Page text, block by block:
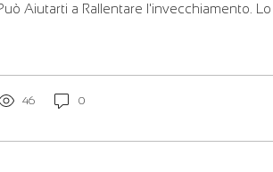
Aiutarti a Rallentare l'invecchiamento. Lo
46 0